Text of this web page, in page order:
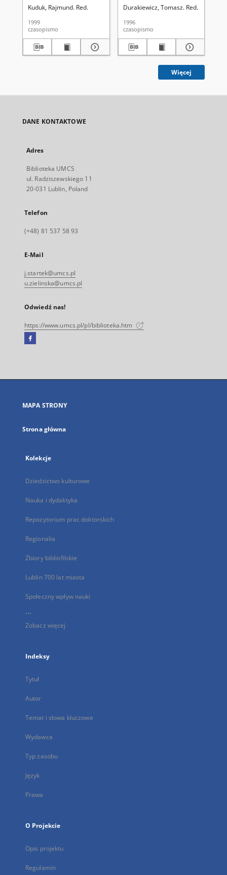
Kuduk, Rajmund. Red.
1999
czasopismo
Durakiewicz, Tomasz. Red.
1996
czasopismo
Więcej
DANE KONTAKTOWE
Adres
Biblioteka UMCS
ul. Radziszewskiego 11
20-031 Lublin, Poland
Telefon
(+48) 81 537 58 93
E-Mail
j.startek@umcs.pl
u.zielinska@umcs.pl
Odwiedź nas!
https://www.umcs.pl/pl/biblioteka.htm
Facebook
się
karcie
MAPA STRONY
Strona główna
Kolekcje
Dziedzictwo kulturowe
Nauka i dydaktyka
Repozytorium prac doktorskich
Regionalia
Zbiory bibliofilskie
Lublin 700 lat miasta
Społeczny wpływ nauki
...
Zobacz więcej
Indeksy
Tytuł
Autor
Temat i słowa kluczowe
Wydawca
Typ zasobu
Język
Prawa
O Projekcie
Opis projektu
Regulamin